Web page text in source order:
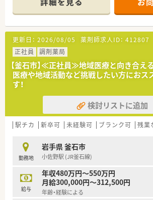
更新日： 2026/08/05 薬剤師求人ID： 412807
正社員
調剤薬局
【釜石市】≪正社員≫地域医療と向き合え
医療や地域活動など挑戦したい方におス
す！
検討リストに追加
駅チカ 新卒可 未経験可 ブランク可 残業
勤務地
岩手県 釜石市
小佐野駅 (JR釜石線)
給与
年収480万円～550万円
月給300,000円～312,500円
年齢・経験による